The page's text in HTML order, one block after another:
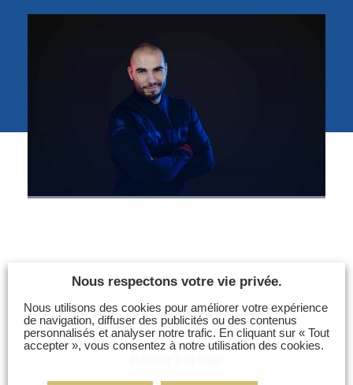
Nos partenaires
Actualités Education
Contactez-nous
Suivez l’Équipe de France des métiers
Shanghai 2026
Espace presse
Inscription à la newsletter
Espace membresChampion précédent
Nous respectons votre vie privée.
Nous utilisons des cookies pour améliorer votre expérience
de navigation, diffuser des publicités ou des contenus
personnalisés et analyser notre trafic. En cliquant sur « Tout
accepter », vous consentez à notre utilisation des cookies.